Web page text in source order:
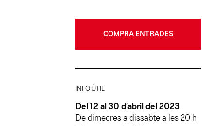
COMPRA ENTRADES
INFO ÚTIL
Del 12 al 30 d’abril del 2023
De dimecres a dissabte a les 20 h